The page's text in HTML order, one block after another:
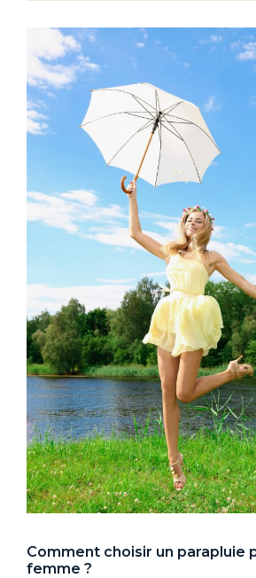
Comment choisir un parapluie
femme ?